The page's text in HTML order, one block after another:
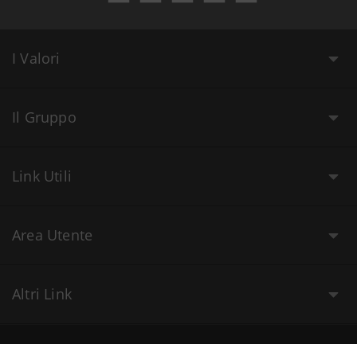
I Valori
Il Gruppo
Link Utili
Area Utente
Altri Link